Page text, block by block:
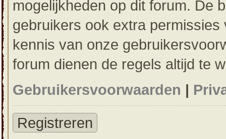
mogelijkheden op dit forum. De
gebruikers ook extra
kennis van onze
forum dienen de regels altijd te
Gebruikersvoorwaarden |
Registreren